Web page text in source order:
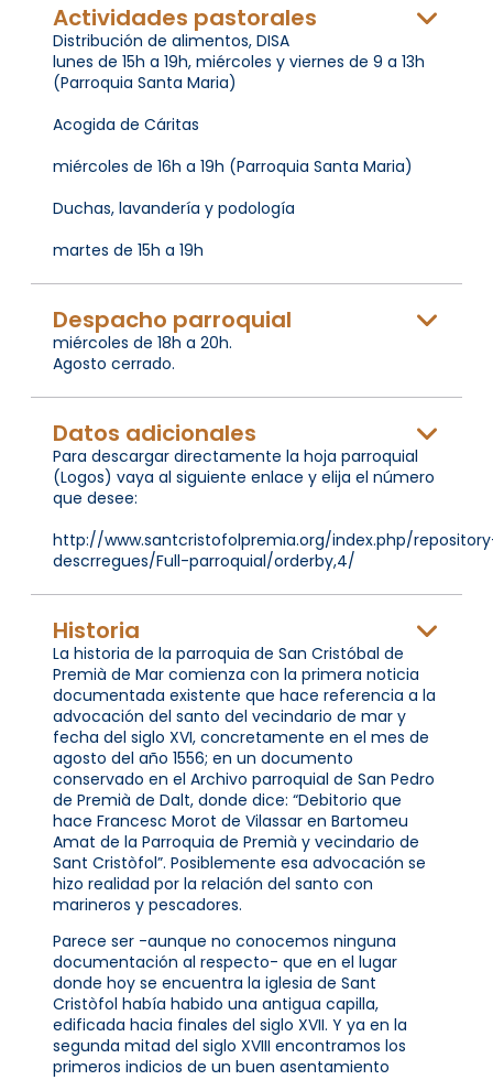
Actividades pastorales
Distribución de alimentos, DISA
lunes de 15h a 19h, miércoles y viernes de 9 a 13h
(Parroquia Santa Maria)
Acogida de Cáritas
miércoles de 16h a 19h (Parroquia Santa Maria)
Duchas, lavandería y podología
martes de 15h a 19h
Despacho parroquial
miércoles de 18h a 20h.
Agosto cerrado.
Datos adicionales
Para descargar directamente la hoja parroquial
(Logos) vaya al siguiente enlace y elija el número
que desee:
http://www.santcristofolpremia.org/index.php/
descrregues/Full-parroquial/orderby,4/
Historia
La historia de la parroquia de San Cristóbal de
Premià de Mar comienza con la primera noticia
documentada existente que hace referencia a la
advocación del santo del vecindario de mar y
fecha del siglo XVI, concretamente en el mes de
agosto del año 1556; en un documento
conservado en el Archivo parroquial de San Pedro
de Premià de Dalt, donde dice: “Debitorio que
hace Francesc Morot de Vilassar en Bartomeu
Amat de la Parroquia de Premià y vecindario de
Sant Cristòfol”. Posiblemente esa advocación se
hizo realidad por la relación del santo con
marineros y pescadores.
Parece ser -aunque no conocemos ninguna
documentación al respecto- que en el lugar
donde hoy se encuentra la iglesia de Sant
Cristòfol había habido una antigua capilla,
edificada hacia finales del siglo XVII. Y ya en la
segunda mitad del siglo XVIII encontramos los
primeros indicios de un buen asentamiento